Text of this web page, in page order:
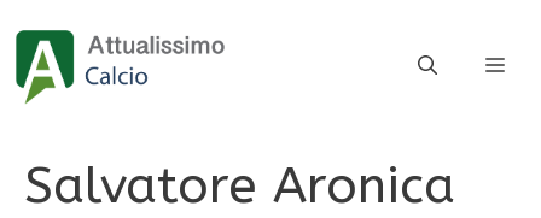
contenuto
Salvatore Aronica